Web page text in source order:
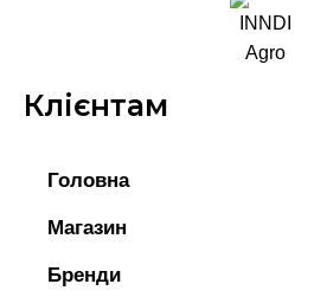
Клієнтам
Головна
Магазин
Бренди